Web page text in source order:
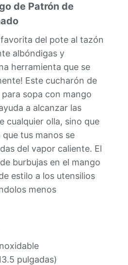
de Patrón de
del pote al tazón
albóndigas y
herramienta que se
Este cucharón de
sopa con mango
a alcanzar las
cualquier olla, sino que
tus manos se
del vapor caliente. El
burbujas en el mango
estilo a los utensilios
menos
pulgadas)